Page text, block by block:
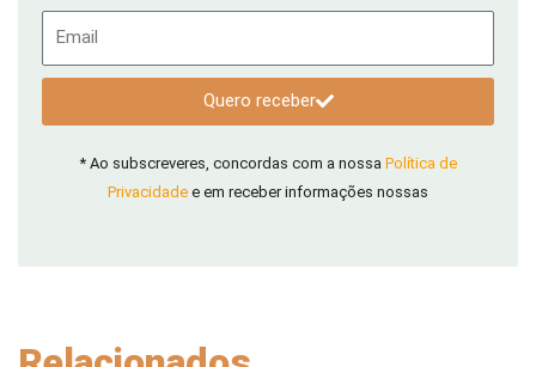
Quero receber
* Ao subscreveres, concordas com a nossa Política de
Privacidade e em receber informações nossas